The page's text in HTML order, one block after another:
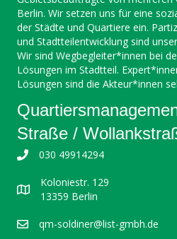
Berlin. Wir setzen uns für eine
der Städte und Quartiere ein.
und Stadtteilentwicklung sind
Wir sind Wegbegleiter*innen bei
Lösungen im Stadtteil.
Lösungen sind die Akteur*innen
Straße /
030 49914294
Koloniestr. 129
13359 Berlin
qm-soldiner@list-gmbh.de